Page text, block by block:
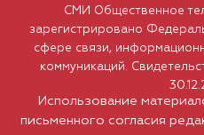
Использование
письменного согласия
СМИ Общественное
зарегистрировано
сфере связи,
коммуникаций.